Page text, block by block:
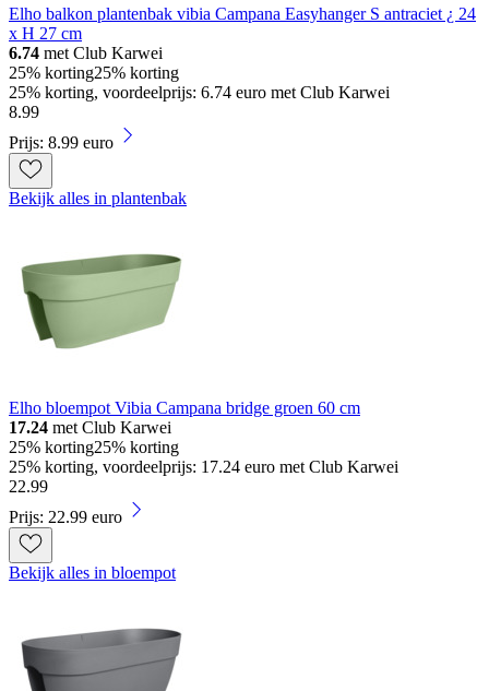
Elho balkon plantenbak vibia Campana Easyhanger S antraciet ¿ 24
x H 27 cm
6.74 met Club Karwei
25% korting25% korting
25% korting, voordeelprijs: 6.74 euro met Club Karwei
8.99
Prijs: 8.99 euro
Bekijk alles in plantenbak
Elho bloempot Vibia Campana bridge groen 60 cm
17.24 met Club Karwei
25% korting25% korting
25% korting, voordeelprijs: 17.24 euro met Club Karwei
22.99
Prijs: 22.99 euro
Bekijk alles in bloempot